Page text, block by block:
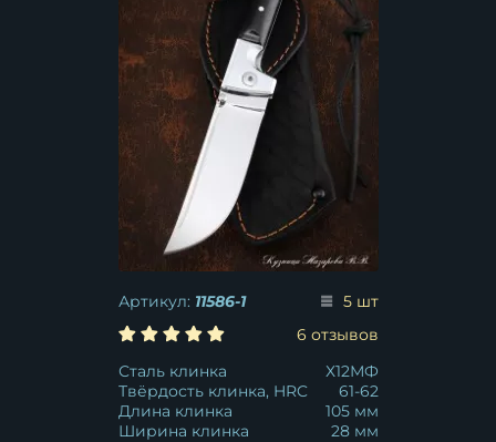
Артикул: 11586-1
5 шт
6 отзывов
Сталь клинка
Х12МФ
Твёрдость клинка, HRC
61-62
Длина клинка
105 мм
Ширина клинка
28 мм